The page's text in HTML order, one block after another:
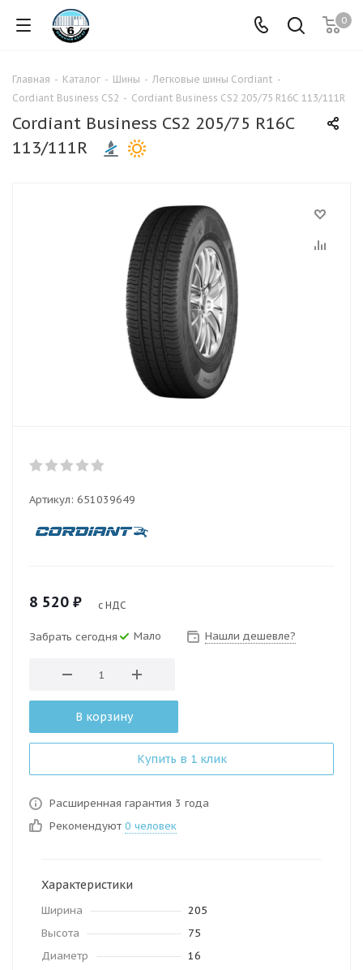
0
Главная - Каталог - Шины - Легковые шины Cordiant -
Cordiant Business CS2 - Cordiant Business CS2 205/75 R16C 113/111R
Cordiant Business CS2 205/75 R16C
113/111R
Артикул: 651039649
8 520 ₽ с НДС
Забрать сегодня Мало Нашли дешевле?
В корзину
Купить в 1 клик
Расширенная гарантия 3 года
Рекомендуют 0 человек
Характеристики
Ширина
205
Высота
75
Диаметр
16